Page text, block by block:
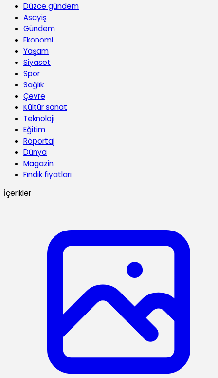
Düzce gündem
Asayiş
Gündem
Ekonomi
Yaşam
Siyaset
Spor
Sağlık
Çevre
Kültür sanat
Teknoloji
Eğitim
Röportaj
Dünya
Magazin
Fındık fiyatları
İçerikler